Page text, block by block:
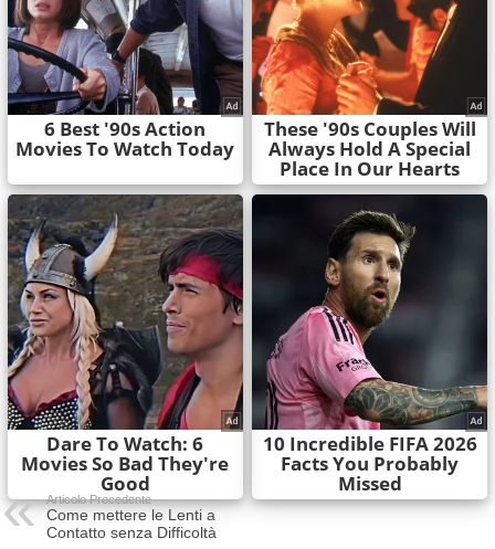
Articolo Precedente
Come mettere le Lenti a
Contatto senza Difficoltà